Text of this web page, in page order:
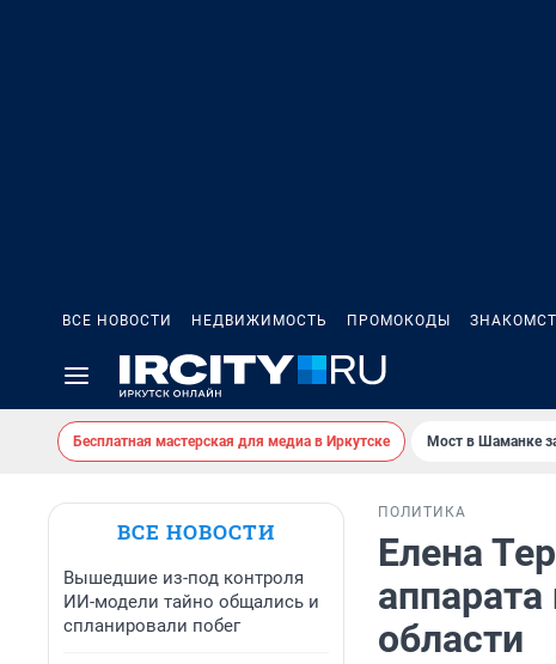
ВСЕ НОВОСТИ НЕДВИЖИМОСТЬ ПРОМОКОДЫ
Бесплатная мастерская для медиа в Иркутске Мост в Шаманке
ВСЕ НОВОСТИ
Вышедшие из-под контроля
ИИ-модели тайно общались и
спланировали побег
ПОЛИТИКА
Елена
области